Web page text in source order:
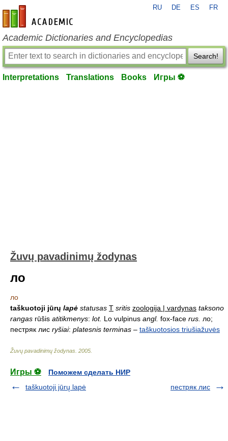
en-academic.com
RU DE ES FR
Academic Dictionaries and Encyclopedias
Search!
Interpretations Translations Books Игры ⚽
Žuvų pavadinimų žodynas
ло
ло
taškuotoji jūrų lapė statusas T sritis zoologija | vardynas taksono
rangas rūšis atitikmenys: lot. Lo vulpinus angl. fox-face rus. ло;
пестряк лис ryšiai: platesnis terminas – taškuotosios triušiažuvės
Žuvų pavadinimų žodynas 2005
Игры ⚽
Поможем сделать НИР
taškuotoji jūrų lapė
пестряк лис